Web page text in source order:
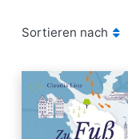
Sortieren nach